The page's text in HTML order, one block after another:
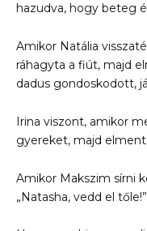
hazudva, hogy beteg
Amikor Natália
ráhagyta a fiút, majd
dadus gondoskodott,
Irina viszont, amikor
gyereket, majd elment.
Amikor Makszim sírni
„Natasha, vedd el tőle!”